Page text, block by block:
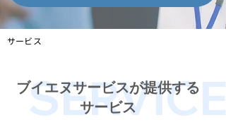
サービス
​SERVICE
ブイエヌサービスが提供する
サービス